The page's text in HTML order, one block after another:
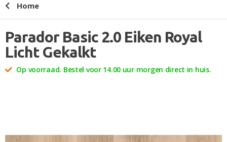
opzoek?
Home
Parador Basic 2.0 Eiken Royal
Licht Gekalkt
Op voorraad. Bestel voor 14.00 uur morgen direct in huis.
de